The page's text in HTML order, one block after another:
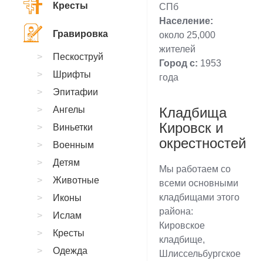
СПб
Население:
около 25,000
жителей
Город с: 1953
года
Кладбища
Кировск и
окрестностей
Мы работаем со
всеми основными
кладбищами этого
района:
Кировское
кладбище,
Шлиссельбургское
Кресты
Гравировка
Пескоструй
Шрифты
Эпитафии
Ангелы
Виньетки
Военным
Детям
Животные
Иконы
Ислам
Кресты
Одежда